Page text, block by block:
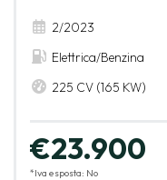
2/2023
Elettrica/Benzina
225 CV (165 KW)
€23.900
*Iva esposta: No